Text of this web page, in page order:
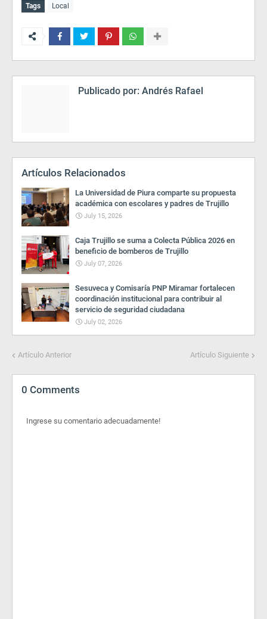
Tags Local
Publicado por: Andrés Rafael
Artículos Relacionados
La Universidad de Piura comparte su propuesta
académica con escolares y padres de Trujillo
July 15, 2026
Caja Trujillo se suma a Colecta Pública 2026 en
beneficio de bomberos de Trujillo
July 07, 2026
Sesuveca y Comisaría PNP Miramar fortalecen
coordinación institucional para contribuir al
servicio de seguridad ciudadana
July 02, 2026
Artículo Anterior Artículo Siguiente
0 Comments
Ingrese su comentario adecuadamente!